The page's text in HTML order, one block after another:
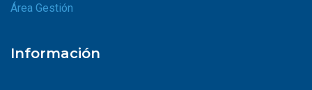
Área Gestión
Información